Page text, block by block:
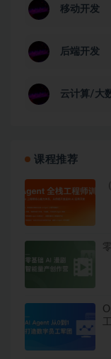
移动开发
后端开发
云计算/大
课程推荐
工